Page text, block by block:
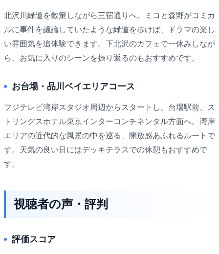
北沢川緑道を散策しながら三宿通りへ。ミコと森野がコミカ
ルに事件を議論していたような緑道を歩けば、ドラマの楽し
い雰囲気を追体験できます。下北沢のカフェで一休みしなが
ら、お気に入りのシーンを振り返るのもおすすめです。
お台場・品川ベイエリアコース
フジテレビ湾岸スタジオ周辺からスタートし、台場駅前、ス
トリングスホテル東京インターコンチネンタル方面へ。湾岸
エリアの近代的な風景の中を巡る、開放感あふれるルートで
す。天気の良い日にはデッキテラスでの休憩もおすすめで
す。
視聴者の声・評判
評価スコア